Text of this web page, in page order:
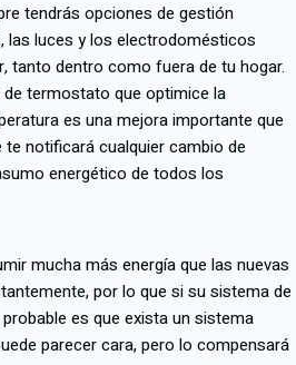
tendrás opciones de gestión
las luces y los electrodomésticos
tanto dentro como fuera de tu hogar.
termostato que optimice la
es una mejora importante que
notificará cualquier cambio de
energético de todos los
mucha más energía que las nuevas
por lo que si su sistema de
es que exista un sistema
parecer cara, pero lo compensará